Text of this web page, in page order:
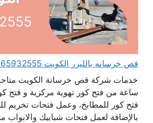
قص خرسانه بالليزر الكويت 65932555 فتح كور تكييف
ساعة من فتح كور تهوية مركزية و فتح
فتح كور للمطابخ، وعمل فتحات تخريم
بالإضافة لعمل فتحات شبابيك